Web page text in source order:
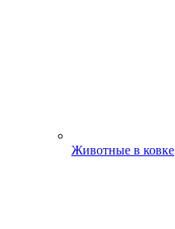
Животные в ковке